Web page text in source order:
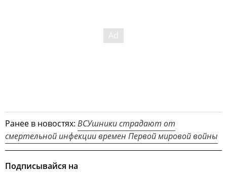
Ранее в новостях: ВСУшники страдают от
смертельной инфекции времен Первой мировой войны
Подписывайся на